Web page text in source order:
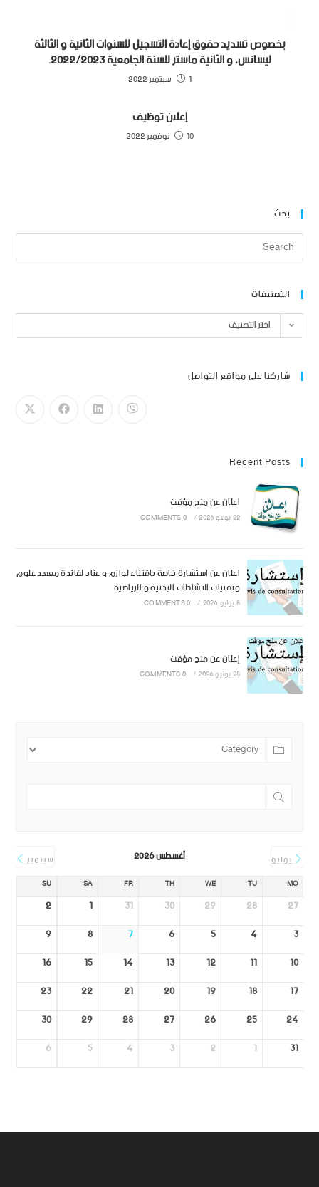
بخصوص تسديد حقوق إعادة التسجيل للسنوات الثانية و الثالثة
ليسانس، و الثانية ماستر للسنة الجامعية 2022/2023.
1 سبتمبر 2022
إعلان توظيف
10 نوفمبر 2022
بحث
التصنيفات
اختر التصنيف
شاركنا على مواقع التواصل
Recent Posts
اعلان عن منح مؤقت
22 يوليو 2026 /
0 COMMENTS
اعلان عن استشارة خاصة باقتناء لوازم و عتاد لفائدة معهد علوم
وتقنيات النشاطات البدنية و الرياضية
8 يوليو 2026 /
0 COMMENTS
إعلان عن منح مؤقت
28 يونيو 2026 /
0 COMMENTS
يوليو أغسطس 2026 سبتمبر
MO
TU
WE
TH
FR
SA
SU
27
28
29
30
31
1
2
3
4
5
6
7
8
9
10
11
12
13
14
15
16
17
18
19
20
21
22
23
24
25
26
27
28
29
30
31
1
2
3
4
5
6